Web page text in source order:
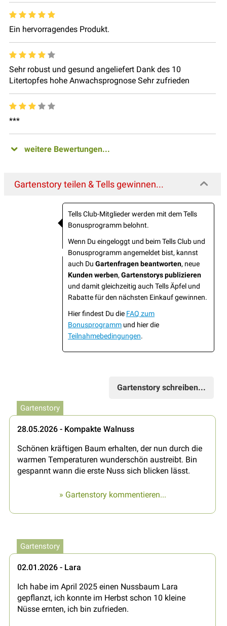
Ein hervorragendes Produkt.
Sehr robust und gesund angeliefert Dank des 10
Litertopfes hohe Anwachsprognose Sehr zufrieden
***
weitere Bewertungen...
Gartenstory teilen & Tells gewinnen...
Tells Club-Mitglieder werden mit dem Tells
Bonusprogramm belohnt.
Wenn Du eingeloggt und beim Tells Club und
Bonusprogramm angemeldet bist, kannst
auch Du Gartenfragen beantworten, neue
Kunden werben, Gartenstorys publizieren
und damit gleichzeitig auch Tells Äpfel und
Rabatte für den nächsten Einkauf gewinnen.
Hier findest Du die FAQ zum
Bonusprogramm und hier die
Teilnahmebedingungen.
Gartenstory schreiben...
Gartenstory
28.05.2026 - Kompakte Walnuss
Schönen kräftigen Baum erhalten, der nun durch die
warmen Temperaturen wunderschön austreibt. Bin
gespannt wann die erste Nuss sich blicken lässt.
» Gartenstory kommentieren...
Gartenstory
02.01.2026 - Lara
Ich habe im April 2025 einen Nussbaum Lara
gepflanzt, ich konnte im Herbst schon 10 kleine
Nüsse ernten, ich bin zufrieden.